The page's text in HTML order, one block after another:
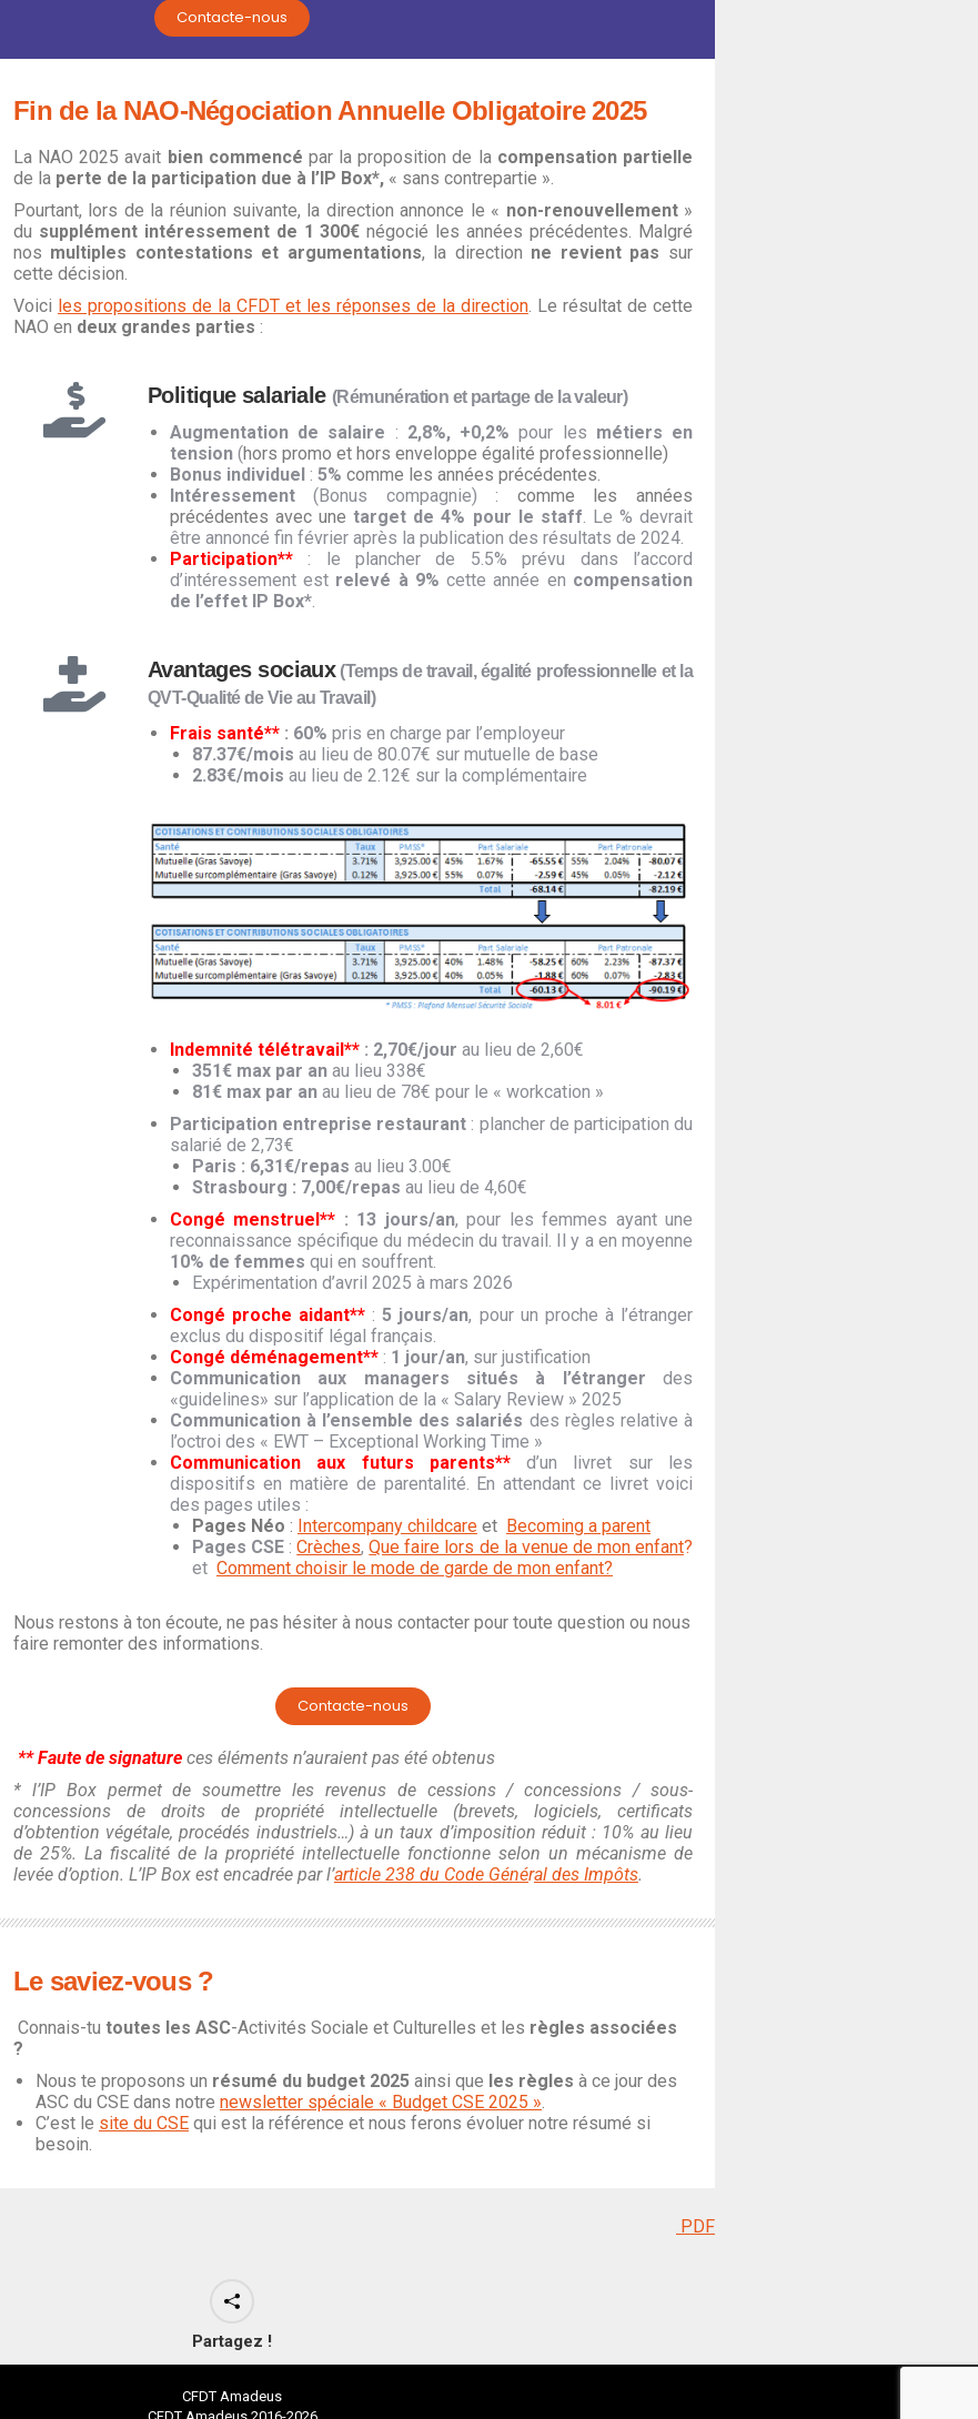
Contacte-nous
Fin de la NAO-Négociation Annuelle Obligatoire 2025
La NAO 2025 avait bien commencé par la proposition de la compensation partielle
de la perte de la participation due à l’IP Box*,« sans contrepartie ».
Pourtant, lors de la réunion suivante, la direction annonce le « non-renouvellement»
du supplément intéressement de 1 300€ négocié les années précédentes. Malgré
nos multiples contestations et argumentations, la direction ne revient pas sur
cette décision.
Voici les propositions de la CFDT et les réponses de la direction. Le résultat de cette
NAO en deux grandes parties :
Politique salariale (Rémunération et partage de la valeur)
Augmentation de salaire : 2,8%, +0,2%pour les métiers en
tension(hors promo et hors enveloppe égalité professionnelle)
Bonus individuel: 5% comme les années précédentes.
Intéressement(Bonus compagnie) : comme les années
précédentes avec unetarget de 4% pour le staff. Le % devrait
être annoncé fin février après la publication des résultats de 2024.
Participation** : le plancher de 5.5% prévu dans l’accord
d’intéressement est relevé à 9% cette année en compensation
de l’effet IP Box*.
Avantages sociaux (Temps de travail, égalité professionnelle et la
QVT-Qualité de Vie au Travail)
Frais santé**: 60% pris en charge par l’employeur
87.37€/mois au lieu de 80.07€ sur mutuelle de base
2.83€/mois au lieu de 2.12€ sur la complémentaire
Indemnité télétravail**: 2,70€/jour au lieu de 2,60€
351€ max par an au lieu 338€
81€ max par an au lieu de 78€ pour le « workcation »
Participation entreprise restaurant : plancher de participation du
salarié de 2,73€
Paris : 6,31€/repas au lieu 3.00€
Strasbourg : 7,00€/repas au lieu de 4,60€
Congé menstruel** : 13 jours/an, pour les femmes ayant une
reconnaissance spécifique du médecin du travail. Il y a en moyenne
10% de femmes qui en souffrent.
Expérimentation d’avril 2025 à mars 2026
Congé proche aidant** :5 jours/an, pour un proche à l’étranger
exclus du dispositif légal français.
Congé déménagement**: 1 jour/an, sur justification
Communication aux managers situés à l’étranger des
«guidelines» sur l’application de la « Salary Review » 2025
Communication à l’ensemble des salariés des règles relative à
l’octroi des « EWT – Exceptional Working Time »
Communication aux futurs parents**d’un livret sur les
dispositifs en matière de parentalité. En attendant ce livret voici
des pages utiles :
Pages Néo : Intercompany childcareet Becoming a parent
Pages CSE :Crèches,Que faire lors de la venue de mon enfant?
et Comment choisir le mode de garde de mon enfant?
Nous restons à ton écoute, ne pas hésiter à nous contacter pour toute question ou nous
faire remonter des informations.
Contacte-nous
** Faute de signatureces éléments n’auraient pas été obtenus
* l’IP Box permet de soumettre les revenus de cessions / concessions / sous-
concessions de droits de propriété intellectuelle (brevets, logiciels, certificats
d’obtention végétale, procédés industriels…) à un taux d’imposition réduit : 10% au lieu
de 25%. La fiscalité de la propriété intellectuelle fonctionne selon un mécanisme de
levée d’option. L’IP Box est encadrée par l’article 238 du Code Général des Impôts.
Le saviez-vous ?
Connais-tu toutes les ASC-Activités Sociale et Culturelles et les règles associées
?
Nous te proposons un résumé du budget 2025 ainsi que les règles à ce jour des
ASC du CSE dans notre newsletter spéciale « Budget CSE 2025 ».
C’est le site du CSEqui est la référence et nous ferons évoluer notre résumé si
besoin.
PDF
Partagez !
CFDT Amadeus